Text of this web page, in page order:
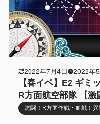
2022年7月4日 2022年
【春イベ】E2 ギミ
R方面航空部隊 【激
激闘！R方面作戦・血戦！